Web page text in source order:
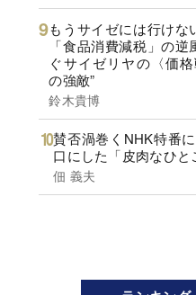
もうサイゼには行けな
「食品消費減税」の
ぐサイゼリヤの〈価
の強敵”
鈴木貴博
賛否渦巻くNHK特番
口にした「皮肉なひと
佃 義夫